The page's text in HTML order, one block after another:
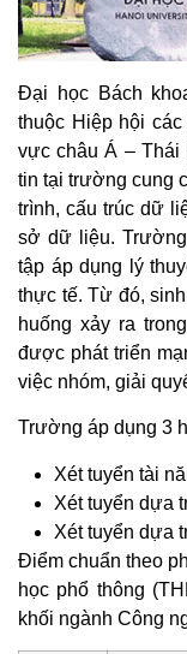
Đại học Bách
thuộc Hiệp hội
vực châu Á – Thái
tin tại trường cung
trình, cấu trúc dữ
sở dữ liệu.
tập áp dụng lý
thực tế. Từ đó,
huống xảy ra
được phát triển
việc nhóm, giải
Trường áp dụng 3
Xét tuyển tài
Xét tuyển dựa
Xét tuyển dựa
Điểm chuẩn theo
học phổ thông
khối ngành Công